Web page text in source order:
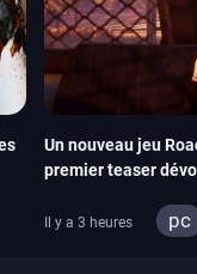
Un nouveau jeu
premier teaser
Il y a 3 heures pc